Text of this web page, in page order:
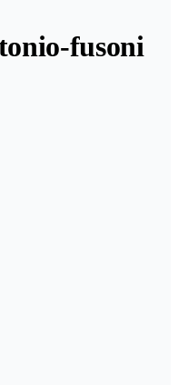
fusoni